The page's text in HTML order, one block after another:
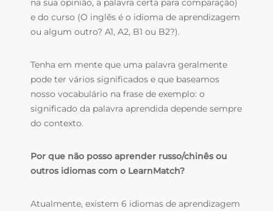
na sua opinião, a palavra certa para comparação)
e do curso (O inglês é o idioma de aprendizagem
ou algum outro? A1, A2, B1 ou B2?).
Tenha em mente que uma palavra geralmente
pode ter vários significados e que baseamos
nosso vocabulário na frase de exemplo: o
significado da palavra aprendida depende sempre
do contexto.
Por que não posso aprender russo/chinês ou
outros idiomas com o LearnMatch?
Atualmente, existem 6 idiomas de aprendizagem